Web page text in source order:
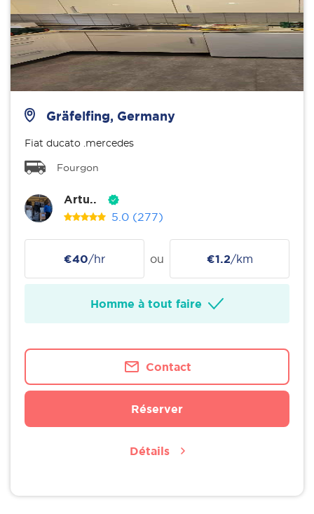
Gräfelfing, Germany
Fiat ducato .mercedes
Fourgon
Artu..
5.0 (277)
€40/hr ou €1.2/km
Homme à tout faire
Contact
Réserver
Détails